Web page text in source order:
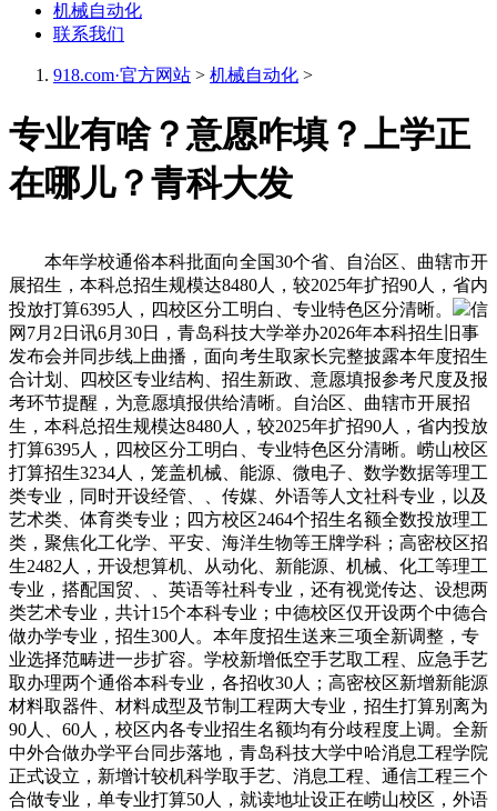
机械自动化
联系我们
918.com·官方网站 > 机械自动化 >
专业有啥？意愿咋填？上学正
在哪儿？青科大发
本年学校通俗本科批面向全国30个省、自治区、曲辖市开
展招生，本科总招生规模达8480人，较2025年扩招90人，省内
投放打算6395人，四校区分工明白、专业特色区分清晰。
信
网7月2日讯6月30日，青岛科技大学举办2026年本科招生旧事
发布会并同步线上曲播，面向考生取家长完整披露本年度招生
合计划、四校区专业结构、招生新政、意愿填报参考尺度及报
考环节提醒，为意愿填报供给清晰。自治区、曲辖市开展招
生，本科总招生规模达8480人，较2025年扩招90人，省内投放
打算6395人，四校区分工明白、专业特色区分清晰。崂山校区
打算招生3234人，笼盖机械、能源、微电子、数学数据等理工
类专业，同时开设经管、、传媒、外语等人文社科专业，以及
艺术类、体育类专业；四方校区2464个招生名额全数投放理工
类，聚焦化工化学、平安、海洋生物等王牌学科；高密校区招
生2482人，开设想算机、从动化、新能源、机械、化工等理工
专业，搭配国贸、、英语等社科专业，还有视觉传达、设想两
类艺术专业，共计15个本科专业；中德校区仅开设两个中德合
做办学专业，招生300人。本年度招生送来三项全新调整，专
业选择范畴进一步扩容。学校新增低空手艺取工程、应急手艺
取办理两个通俗本科专业，各招收30人；高密校区新增新能源
材料取器件、材料成型及节制工程两大专业，招生打算别离为
90人、60人，校区内各专业招生名额均有分歧程度上调。全新
中外合做办学平台同步落地，青岛科技大学中哈消息工程学院
正式设立，新增计较机科学取手艺、消息工程、通信工程三个
合做专业，单专业打算50人，就读地址设正在崂山校区，外语